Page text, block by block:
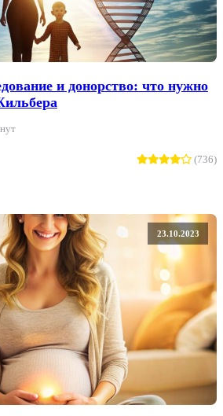
и донорство: что нужно
(736)
23.10.2023